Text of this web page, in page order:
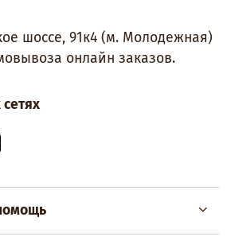
шоссе, 91к4 (м. Молодежная)
онлайн заказов.